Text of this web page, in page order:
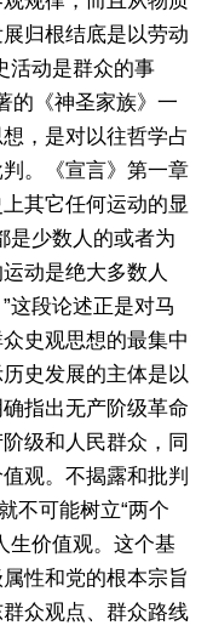
归根结底是以劳动
活动是群众的事
的《神圣家族》一
，是对以往哲学占
。《宣言》第一章
其它任何运动的显
是少数人的或者为
动是绝大多数人
这段论述正是对马
史观思想的最集中
史发展的主体是以
指出无产阶级革命
级和人民群众，同
观。不揭露和批判
不可能树立“两个
生价值观。这个基
性和党的根本宗旨
众观点、群众路线